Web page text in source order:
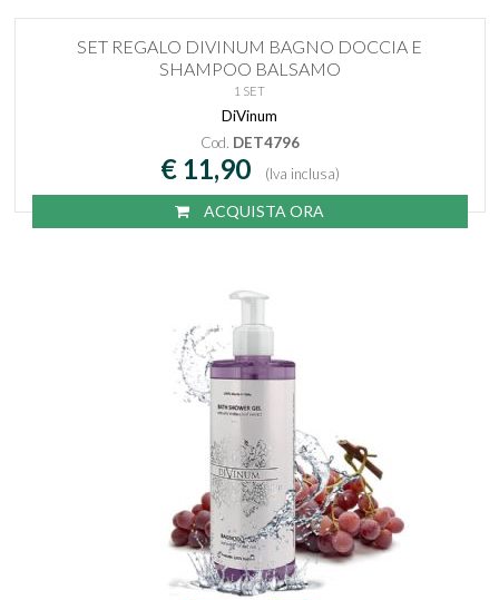
SET REGALO DIVINUM BAGNO DOCCIA E
SHAMPOO BALSAMO
1 SET
DiVinum
Cod. DET4796
€ 11,90 (Iva inclusa)
ACQUISTA ORA